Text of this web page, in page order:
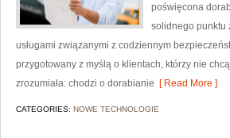
poświęcona
solidnego punktu
usługami związanymi z codziennym
przygotowany z myślą o klientach, którzy nie
zrozumiała: chodzi o dorabianie [ Read More ]
CATEGORIES: NOWE TECHNOLOGIE